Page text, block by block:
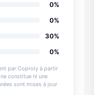
0%
0%
30%
0%
par Coproly à partir
constitue ni une
sont mises à jour